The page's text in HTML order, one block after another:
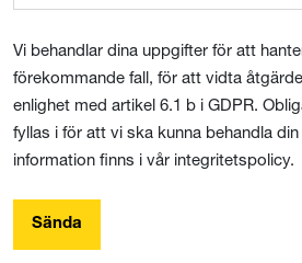
Vi behandlar dina uppgifter för att
förekommande fall, för att vidta
enlighet med artikel 6.1 b i GDPR.
fyllas i för att vi ska kunna behandla
information finns i vår integritetspolicy.
Sända